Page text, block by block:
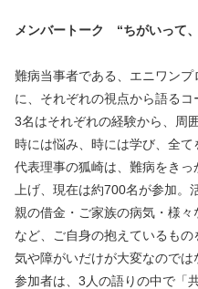
メンバートーク “ちがいって
難病当事者である、エニワン
に、それぞれの視点から語るコ
3名はそれぞれの経験から、周
時には悩み、時には学び、全て
代表理事の狐崎は、難病をき
上げ、現在は約700名が参加。
親の借金・ご家族の病気・様
など、ご自身の抱えているも
気や障がいだけが大変なのでは
参加者は、3人の語りの中で「